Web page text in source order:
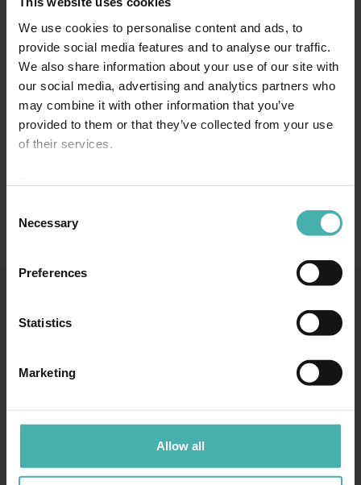
We use cookies to personalise content and ads, to
provide social media features and to analyse our traffic.
We also share information about your use of our site with
our social media, advertising and analytics partners who
may combine it with other information that you’ve
provided to them or that they’ve collected from your use
of their services.
Selection
Necessary
Preferences
Statistics
Marketing
Allow all
arvokasta kokemusta käytännön projektityöskentelystä.
Panostus nuorten osaajien tukemiseen jatkuu myös tulevina
vuosina. Meille on tärkeää, että alalle kasvaa osaavia,
vahvan pohjan koko alan tulevalle nousulle. Uskomme, että kun
nuorille annetaan mahdollisuus näyttää kykynsä, heistä kasvaa
tekijöitä, jotka vievät koko toimialaa eteenpäin.
SS-TERACON OY TIETOSUOJA
Hatanpään valtatie 34 D